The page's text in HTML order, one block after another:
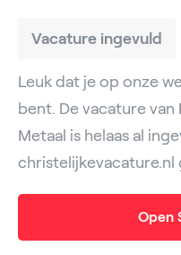
Vacature ingevuld
Leuk dat je op onze
bent. De vacature
Metaal is helaas al
christelijkevacature.nl
Open